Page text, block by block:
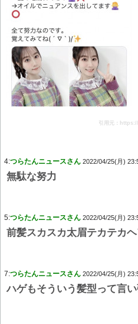
引用元：
4:つらたんニュースさん 2022/04/25(月)
無駄な努力
5:つらたんニュースさん 2022/04/25(月)
前髪スカスカ太眉テカテカヘ
7:つらたんニュースさん 2022/04/25(月)
ハゲもそういう髪型って言